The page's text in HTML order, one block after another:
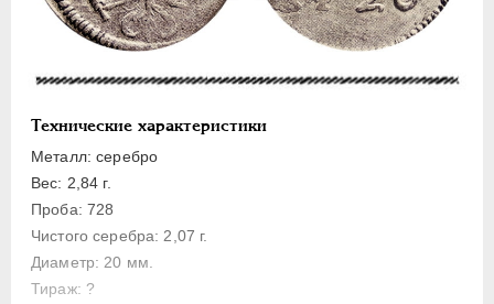
Технические характеристики
Металл: серебро
Вес: 2,84 г.
Проба: 728
Чистого серебра: 2,07 г.
Диаметр: 20 мм.
Тираж: ?
5 копеек
Алтын(ник)
1 копейка
Медь
Пробные
Для Речи Посполитой
Монетовидные жетоны
ЕКАТЕРИНА I 1725-1727
ПЕТР II 1727-1729